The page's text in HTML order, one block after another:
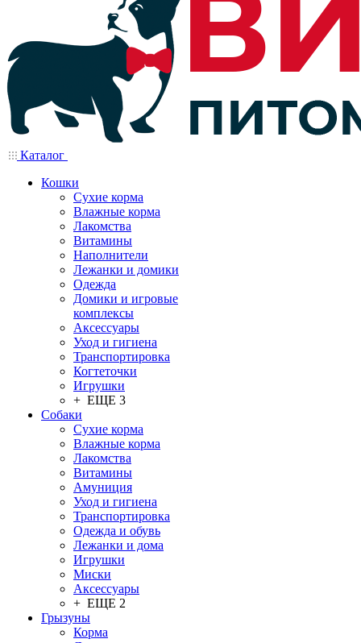
Каталог
Кошки
Сухие корма
Влажные корма
Лакомства
Витамины
Наполнители
Лежанки и домики
Одежда
Домики и игровые
комплексы
Аксессуары
Уход и гигиена
Транспортировка
Когтеточки
Игрушки
+ ЕЩЕ 3
Собаки
Сухие корма
Влажные корма
Лакомства
Витамины
Амуниция
Уход и гигиена
Транспортировка
Одежда и обувь
Лежанки и дома
Игрушки
Миски
Аксессуары
+ ЕЩЕ 2
Грызуны
Корма